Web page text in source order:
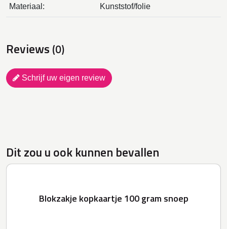
Materiaal: Kunststof/folie
Reviews (0)
Schrijf uw eigen review
Dit zou u ook kunnen bevallen
Blokzakje kopkaartje 100 gram snoep